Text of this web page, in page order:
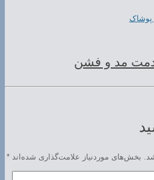
مد و فشن
بخش‌های موردنیاز علامت‌گذاری شده‌اند *